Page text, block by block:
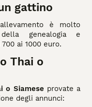
gattino
è molto
genealogia e
ai 1000 euro.
Thai o
o Siamese provate a
degli annunci: